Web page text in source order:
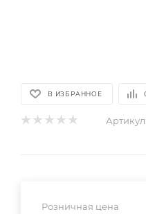
В ИЗБРАННОЕ
Артикул:
Розничная цена